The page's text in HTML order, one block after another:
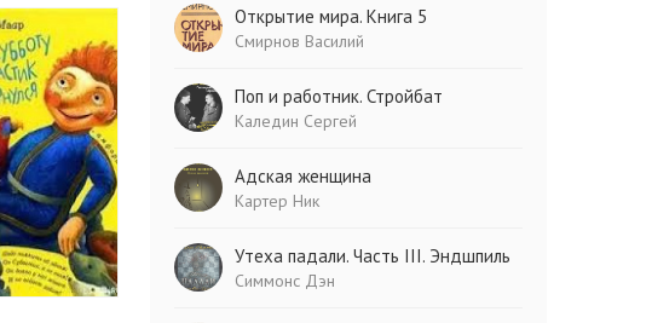
Открытие мира. Книга 5
Смирнов Василий
Поп и работник. Стройбат
Каледин Сергей
Адская женщина
Картер Ник
Утеха падали. Часть III. Эндшпиль
Симмонс Дэн